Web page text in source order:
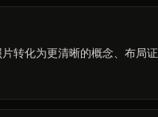
转化为更清晰的概念、布局